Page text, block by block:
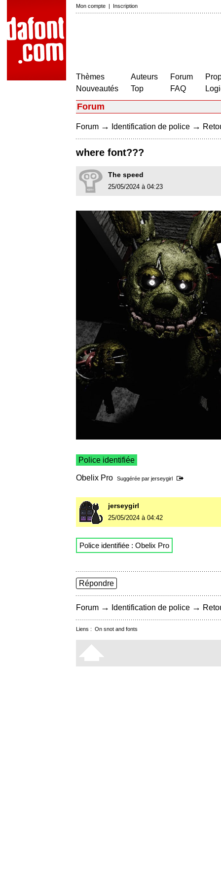
Mon compte | Inscription
Thèmes
Nouveautés
Auteurs
Top
Forum
FAQ
Forum
Forum → Identification de police →
where font???
The speed
25/05/2024 à 04:23
Police identifiée
Obelix Pro Suggérée par jerseygirl
jerseygirl
25/05/2024 à 04:42
Police identifiée : Obelix Pro
Répondre
Forum → Identification de police →
Liens : On snot and fonts